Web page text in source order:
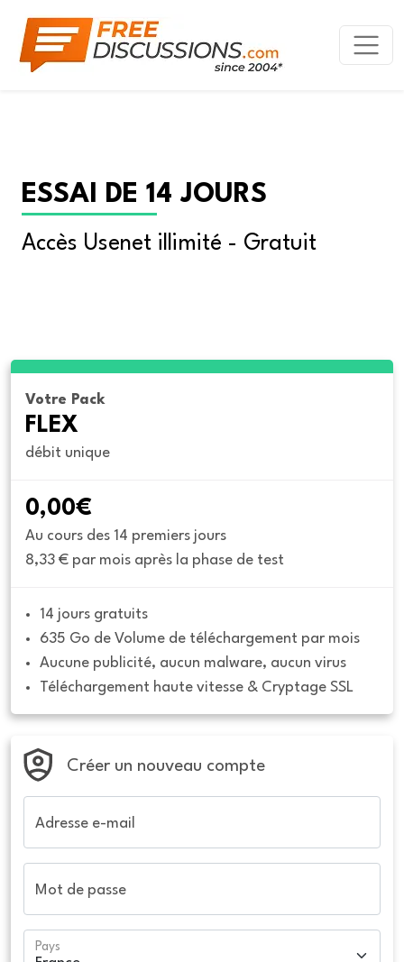
ESSAI DE 14 JOURS
Accès Usenet illimité - Gratuit
Votre Pack
FLEX
débit unique
0,00€
Au cours des 14 premiers jours
8,33 € par mois après la phase de test
14 jours gratuits
635 Go de Volume de téléchargement par mois
Aucune publicité, aucun malware, aucun virus
Téléchargement haute vitesse & Cryptage SSL
Créer un nouveau compte
Adresse e-mail
Mot de passe
Pays